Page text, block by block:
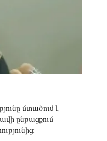
մտածում է
ընթացքում